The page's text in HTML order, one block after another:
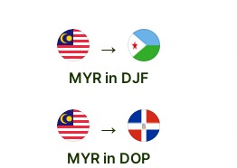
→
MYR in DJF
→
MYR in DOP